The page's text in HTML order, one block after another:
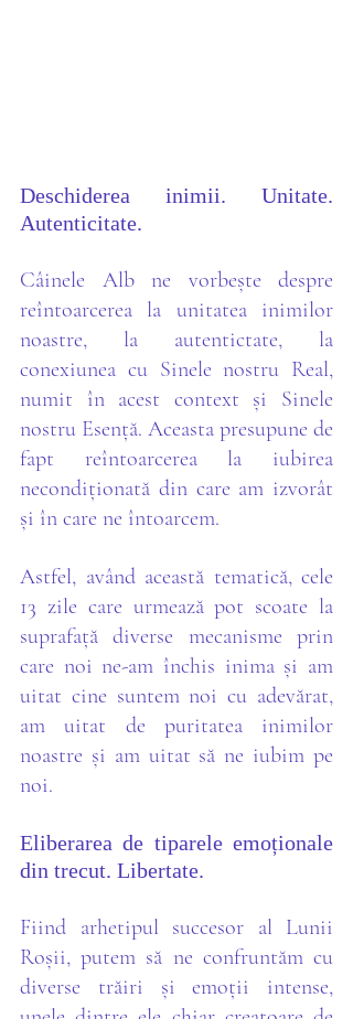
Deschiderea inimii. Unitate.
Autenticitate.
Câinele Alb ne vorbește despre
reîntoarcerea la unitatea inimilor
noastre, la autentictate, la
conexiunea cu Sinele nostru Real,
numit în acest context și Sinele
nostru Esență. Aceasta presupune de
fapt reîntoarcerea la iubirea
necondiționată din care am izvorât
și în care ne întoarcem.
Astfel, având această tematică, cele
13 zile care urmează pot scoate la
suprafață diverse mecanisme prin
care noi ne-am închis inima și am
uitat cine suntem noi cu adevărat,
am uitat de puritatea inimilor
noastre și am uitat să ne iubim pe
noi.
Eliberarea de tiparele emoționale
din trecut. Libertate.
Fiind arhetipul succesor al Lunii
Roșii, putem să ne confruntăm cu
diverse trăiri și emoții intense,